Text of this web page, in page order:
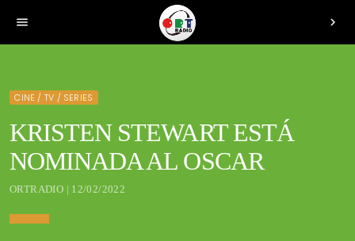
menu chevron_right
CINE / TV / SERIES
KRISTEN STEWART ESTÁ
NOMINADA AL OSCAR
ORTRADIO | 12/02/2022